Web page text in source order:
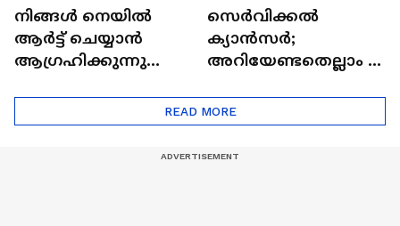
നിങ്ങൾ നെയിൽ
ആർട്ട് ചെയ്യാൻ
ആഗ്രഹിക്കുന്നുണ്ടോ
ട്രെൻഡിനെക്കുറിച്ച് |
Nail Art | Trends Cafe
സെർവിക്കൽ
ക്യാൻസർ;
അറിയേണ്ടതെല്ലാം |
Cancer
READ MORE